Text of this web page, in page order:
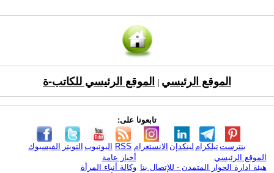
الموقع الرئيسي الموقع الرئيسي للكاتب-ة
تابعونا على:
الفيسبوك التويتر اليوتيوب RSS الانستغرام لينكدإن تيلكرامبنترست
الموقع الرئيسي
هيئة ادارة الحوار المتمدن - للإتصال بنا
أخبار عامة
وكالة أنباء المرأة